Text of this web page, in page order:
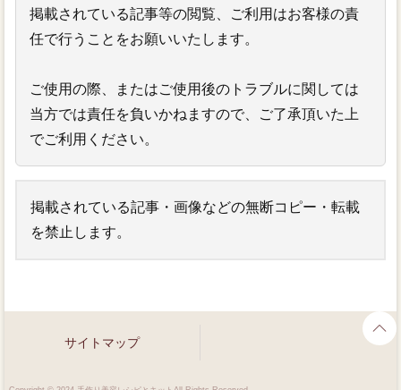
掲載されている記事等の閲覧、ご利用はお客様の責
任で行うことをお願いいたします。
ご使用の際、またはご使用後のトラブルに関しては
当方では責任を負いかねますので、ご了承頂いた上
でご利用ください。
掲載されている記事・画像などの無断コピー・転載
を禁止します。
サイトマップ